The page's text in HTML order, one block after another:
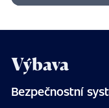
Výbava
Bezpečnostní